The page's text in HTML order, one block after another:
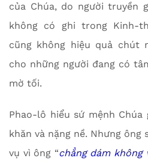
của Chúa, do người truyền
không có ghi trong Kinh-
cũng không hiệu quả chút
cho những người đang có
mờ tối.
Phao-lô hiểu sứ mệnh
khăn và nặng nề. Nhưng ông
vụ vì ông “chẳng dám